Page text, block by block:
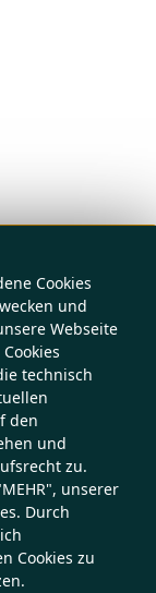
Cookies
und
Webseite
technisch
den
und
zu.
unserer
Durch
Cookies zu